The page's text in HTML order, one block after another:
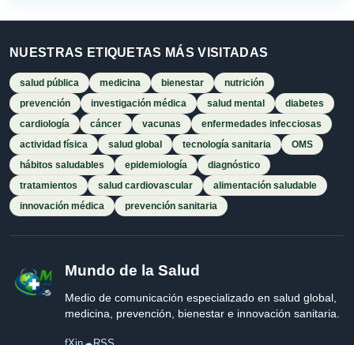
NUESTRAS ETIQUETAS MÁS VISITADAS
salud pública medicina bienestar
nutrición
prevención
investigación médica salud mental
diabetes
cardiología
cáncer vacunas
enfermedades infecciosas
actividad física
salud global tecnología sanitaria
OMS
hábitos saludables
epidemiología
diagnóstico
tratamientos
salud cardiovascular
alimentación saludable
innovación médica
prevención sanitaria
Mundo de la Salud
Medio de comunicación especializado en salud global,
medicina, prevención, bienestar e innovación sanitaria.
fXin ☁RSS